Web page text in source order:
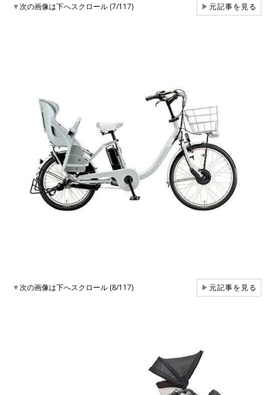
▼次の画像は下へスクロール (7/117) ▶元記事を見る
▼次の画像は下へスクロール (8/117) ▶元記事を見る